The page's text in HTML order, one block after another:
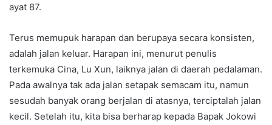
ayat 87.
Terus memupuk harapan dan berupaya secara konsisten,
adalah jalan keluar. Harapan ini, menurut penulis
terkemuka Cina, Lu Xun, laiknya jalan di daerah pedalaman.
Pada awalnya tak ada jalan setapak semacam itu, namun
sesudah banyak orang berjalan di atasnya, terciptalah jalan
kecil. Setelah itu, kita bisa berharap kepada Bapak Jokowi